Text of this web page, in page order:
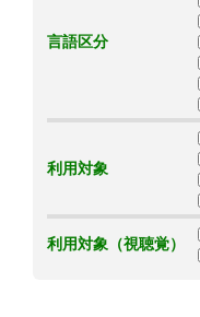
言語区分
利用対象
利用対象（視聴覚）